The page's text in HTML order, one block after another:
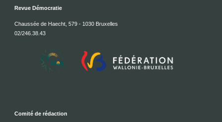
Revue Démocratie
Chaussée de Haecht, 579 - 1030 Bruxelles
02/246.38.43
Comité de rédaction